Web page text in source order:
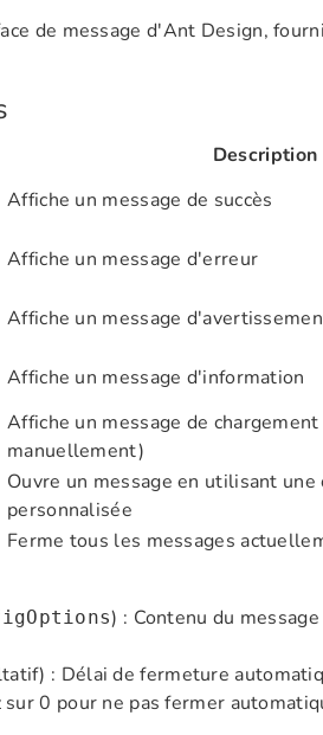
de message d'Ant Design,
Description
Affiche un message de succès
Affiche un message d'erreur
Affiche un message
Affiche un message d'information
Affiche un message de
manuellement)
Ouvre un message en utilisant une
personnalisée
Ferme tous les messages
) : Contenu du
: Délai de fermeture
0 pour ne pas fermer